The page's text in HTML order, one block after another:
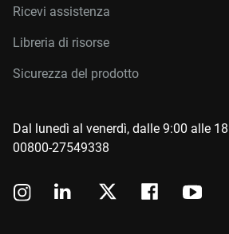
Ricevi assistenza
Libreria di risorse
Sicurezza del prodotto
Dal lunedì al venerdì, dalle 9:00 alle
00800-27549338